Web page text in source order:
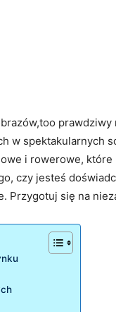
w spektakularnych
i rowerowe,
‌czy ⁤jesteś
Przygotuj się na